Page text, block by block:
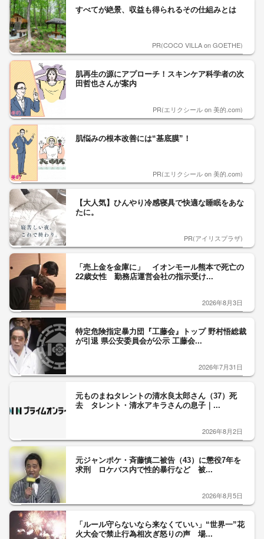
すべてが絶景、収益も得られるその仕組みとは
PR(COCO VILLA on GOETHE)
肌再生の源にアプローチ！スキンケア科学者の次
田哲也さんが案内
PR(エリクシール on 美的.com)
肌悩みの根本改善には“基底膜”！
PR(エリクシール on 美的.com)
【大人気】ひんやり冷感寝具で快適な睡眠をあな
たに。
PR(アイリスプラザ)
「売上金を金庫に」 イオンモール熊本で死亡の
22歳女性 勤務店運営会社の指示受け...
2026年8月3日
特定危険指定暴力団『工藤会』トップ 野村悟総裁
が引退 県公安委員会が公示 工藤会...
2026年7月31日
元ものまねタレントの清水良太郎さん（37）死
去 タレント・清水アキラさんの息子｜...
2026年8月2日
元ジャンポケ・斉藤慎二被告（43）に懲役7年を
求刑 ロケバス内で性的暴行など 被...
2026年8月5日
「ルール守らないなら来なくていい」“世界一”花
火大会で禁止行為相次ぎ怒りの声 場...